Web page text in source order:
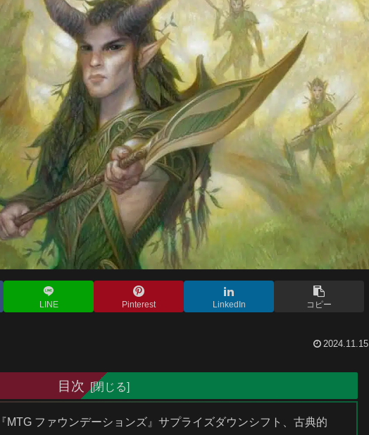
LINE Pinterest LinkedIn コピー
2024.11.15
目次
MTG ファウンデーションズ』サプライズダウンシフト、古典的